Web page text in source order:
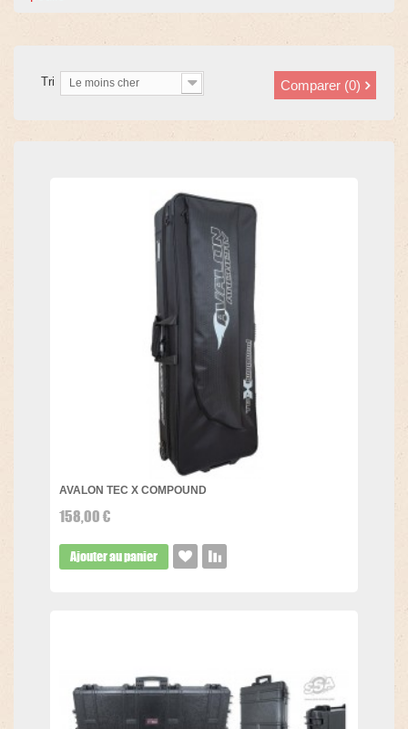
Comparer (0)
Tri Le moins cher
AVALON TEC X COMPOUND
158,00 €
Ajouter au panier